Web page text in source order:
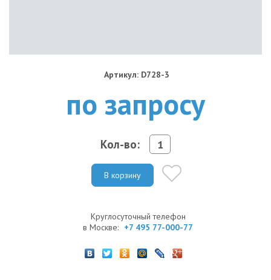
Артикул: D728-3
по запросу
Кол-во:
В корзину
Круглосуточный телефон
в Москве: +7 495 77-000-77